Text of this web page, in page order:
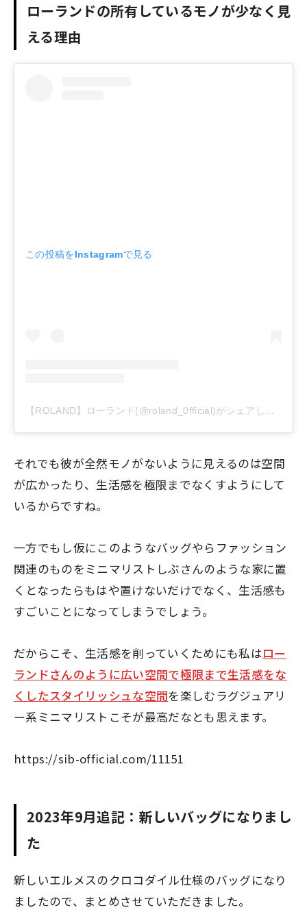
ローランドの所有しているモノが少なく見
える理由
この投稿をInstagramで見る
【ROLAND】ローランド(@roland_0fficial)がシェアした投稿
それでも彼が全然モノがないように見えるのは空間
が広かったり、生活感を極限までなくすようにして
いるからですね。
一方でもし仮にこのようなバッグやらファッション
関連のものをミニマリストしぶさんのような家に置
くとなったらもはや置けないだけでなく、生活感も
すごいことになってしまうでしょう。
だからこそ、生活感を削っていくためにも私はロー
ランドさんのように広い空間で極限まで生活感をな
くしたスタイリッシュな空間を楽しむラグジュアリ
ー系ミニマリストこそが最高だなとも思えます。
https://sib-official.com/11151
2023年9月追記：新しいバッグになりまし
た
新しいエルメスのクロコダイル仕様のバッグになり
ましたので、まとめさせていただきました。